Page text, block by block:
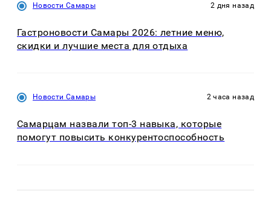
Новости Самары 2 дня назад
Гастроновости Самары 2026: летние меню,
скидки и лучшие места для отдыха
Новости Самары 2 часа назад
Самарцам назвали топ-3 навыка, которые
помогут повысить конкурентоспособность